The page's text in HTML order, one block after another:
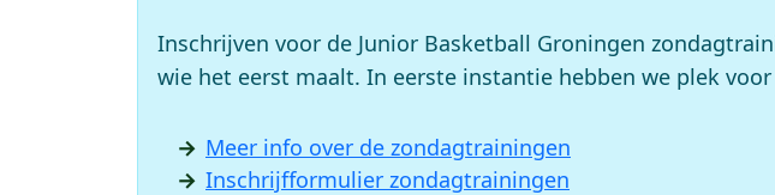
Inschrijven voor de Junior Basketball Groningen
wie het eerst maalt. In eerste instantie hebben we plek
Meer info over de zondagtrainingen
Inschrijfformulier zondagtrainingen